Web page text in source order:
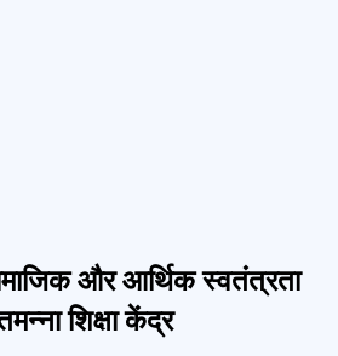
और आर्थिक स्वतंत्रता
शिक्षा केंद्र